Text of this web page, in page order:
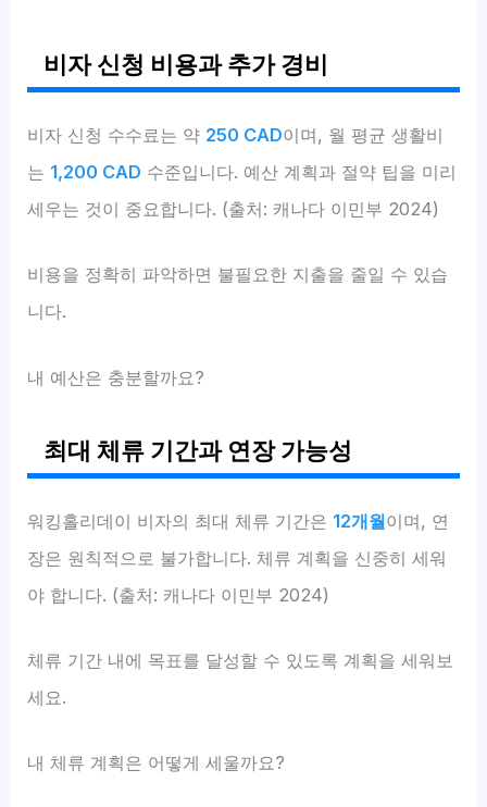
비자 신청 비용과 추가 경비
비자 신청 수수료는 약 250 CAD이며, 월 평균 생활비
는 1,200 CAD 수준입니다. 예산 계획과 절약 팁을 미리
세우는 것이 중요합니다. (출처: 캐나다 이민부 2024)
비용을 정확히 파악하면 불필요한 지출을 줄일 수 있습
니다.
내 예산은 충분할까요?
최대 체류 기간과 연장 가능성
워킹홀리데이 비자의 최대 체류 기간은 12개월이며, 연
장은 원칙적으로 불가합니다. 체류 계획을 신중히 세워
야 합니다. (출처: 캐나다 이민부 2024)
체류 기간 내에 목표를 달성할 수 있도록 계획을 세워보
세요.
내 체류 계획은 어떻게 세울까요?